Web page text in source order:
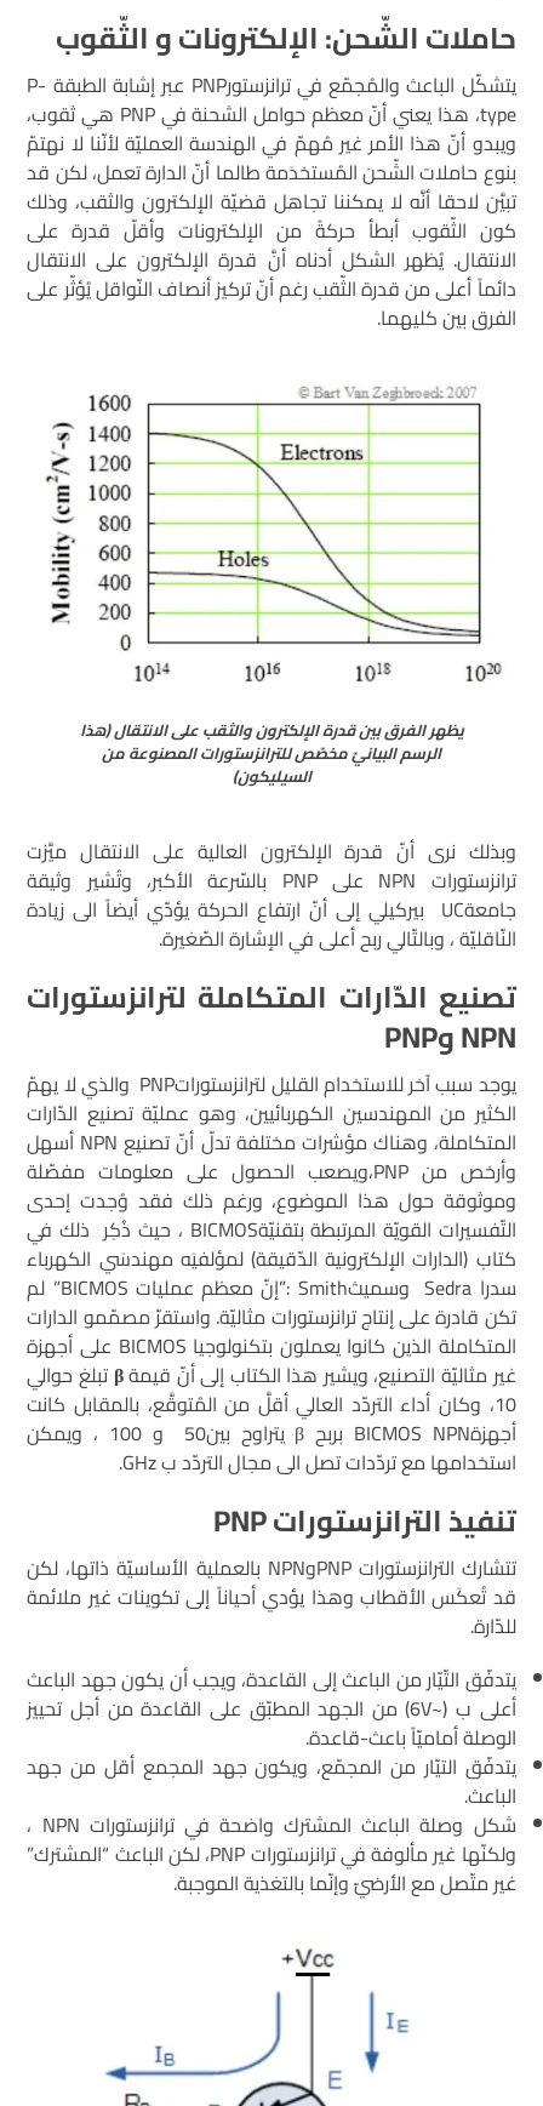
حاملات الشّحن: الإلكترونات و الثّقوب
يتشكّل الباعث والمُجمّع في ترانزستورPNP عبر إشابة الطبقة P-
type، هذا يعني أنّ معظم حوامل الشحنة في PNP هي ثقوب،
ويبدو أنّ هذا الأمر غير مُهمّ في الهندسة العمليّة لأنّنا لا نهتمّ
بنوع حاملات الشّحن المُستخدَمة طالما أنّ الدارة تعمل، لكن قد
تبيَّن لاحقا أنَّه لا يمكننا تجاهل قضيّة الإلكترون والثقب، وذلك
كون الثّقوب أبطأ حركةً من الإلكترونات وأقلّ قدرة على
الانتقال. يُظهر الشكل أدناه أنَّ قدرة الإلكترون على الانتقال
دائماً أعلى من قدرة الثّقب رغم أنّ تركيز أنصاف النّواقل يُؤثّر على
الفرق بين كليهما.
يظهر الفرق بين قدرة الإلكترون والثقب على الانتقال (هذا
الرسم البيانيّ مخصّص للترانزستورات المصنوعة من
السيليكون)
وبذلك نرى أنّ قدرة الإلكترون العالية على الانتقال ميَّزت
ترانزستورات NPN على PNP بالسّرعة الأكبر، وتُشير وثيقة
جامعةUC بيركيلي إلى أنّ ارتفاع الحركة يؤدّي أيضاً الى زيادة
النّاقليّة ، وبالتّالي ربح أعلى في الإشارة الصّغيرة.
تصنيع الدّارات المتكاملة لترانزستورات
NPNوPNP
يوجد سبب آخر للاستخدام القليل لترانزستوراتPNP والذي لا يهمّ
الكثير من المهندسين الكهربائيين، وهو عمليّة تصنيع الدّارات
المتكاملة، وهناك مؤشرات مختلفة تدلّ أنّ تصنيع NPN أسهل
وأرخص من PNP،ويصعب الحصول على معلومات مفصّلة
وموثوقة حول هذا الموضوع، ورغم ذلك فقد وُجدت إحدى
التّفسيرات القويّة المرتبطة بتقنيّةBICMOS ، حيث ذُكِر ذلك في
كتاب (الدارات الإلكترونية الدّقيقة) لمؤلفيَه مهندسَي الكهرباء
سدرا Sedra وسميثSmith :”إنّ معظم عمليات BICMOS” لم
تكن قادرة على إنتاج ترانزستورات مثاليّة. واستقرّ مصمّمو الدارات
المتكاملة الذين كانوا يعملون بتكنولوجيا BICMOS على أجهزة
غير مثاليّة التصنيع، ويشير هذا الكتاب إلى أنّ قيمةβ تبلغ حوالي
10، وكان أداء التردّد العالي أقلَّ من المُتوقَّع، بالمقابل كانت
أجهزةBICMOS NPN بربح β يتراوح بين50 و 100 ، ويمكن
استخدامها مع تردّدات تصل الى مجال التردّد ب GHz.
تنفيذ الترانزستوراتPNP
تتشارك الترانزستورات PNPوNPN بالعملية الأساسيّة ذاتها، لكن
قد تُعكَس الأقطاب وهذا يؤدي أحياناً إلى تكوينات غير ملائمة
للدّارة.
يتدفّق التّيّار من الباعث إلى القاعدة، ويجب أن يكون جهد الباعث
أعلى ب (~6V) من الجهد المطبّق على القاعدة من أجل تحييز
الوصلة أماميّاً باعث-قاعدة.
يتدفّق التيّار من المجمّع، ويكون جهد المجمع أقل من جهد
الباعث.
شكل وصلة الباعث المشترك واضحة في ترانزستورات NPN ،
ولكنّها غير مألوفة في ترانزستورات PNP، لكن الباعث “المشترك”
غير متّصل مع الأرضيّ وإنّما بالتغذية الموجبة.